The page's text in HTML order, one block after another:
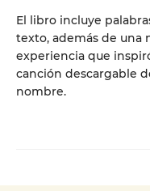
El libro incluye
texto, además de una
experiencia que
canción descargable
nombre.